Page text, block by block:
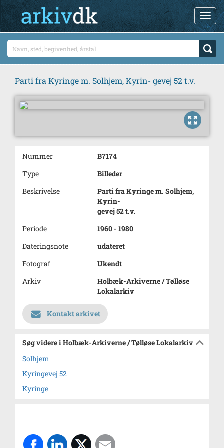
Parti fra Kyringe m. Solhjem, Kyrin- gevej 52 t.v.
Nummer
B7174
Type
Billeder
Beskrivelse
Parti fra Kyringe m. Solhjem,
Kyrin-
gevej 52 t.v.
Periode
1960 - 1980
Dateringsnote
udateret
Fotograf
Ukendt
Arkiv
Holbæk-Arkiverne / Tølløse
Lokalarkiv
Kontakt arkivet
Søg videre i Holbæk-Arkiverne / Tølløse Lokalarkiv
Solhjem
Kyringevej 52
Kyringe